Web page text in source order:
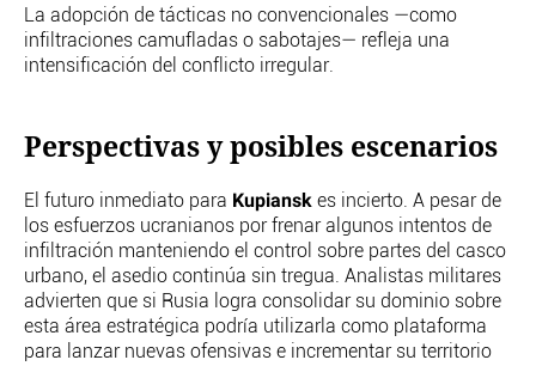
La adopción de tácticas no convencionales —como
infiltraciones camufladas o sabotajes— refleja una
intensificación del conflicto irregular.
Perspectivas y posibles escenarios
El futuro inmediato para Kupiansk es incierto. A pesar de
los esfuerzos ucranianos por frenar algunos intentos de
infiltración manteniendo el control sobre partes del casco
urbano, el asedio continúa sin tregua. Analistas militares
advierten que si Rusia logra consolidar su dominio sobre
esta área estratégica podría utilizarla como plataforma
para lanzar nuevas ofensivas e incrementar su territorio